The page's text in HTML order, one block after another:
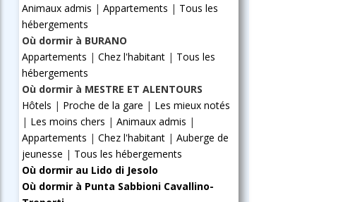
Animaux admis | Appartements | Tous les
hébergements
Où dormir à BURANO
Appartements | Chez l'habitant| Tous les
hébergements
Où dormir à MESTRE ET ALENTOURS
Hôtels | Proche de la gare | Les mieux notés
| Les moins chers | Animaux admis |
Appartements | Chez l'habitant| Auberge de
jeunesse | Tous les hébergements
Où dormir au Lido di Jesolo
Où dormir à Punta Sabbioni Cavallino-